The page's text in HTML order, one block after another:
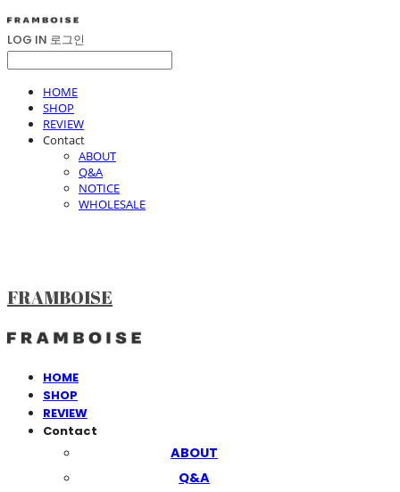
LOG IN 로그인
HOME
SHOP
REVIEW
Contact
ABOUT
Q&A
NOTICE
WHOLESALE
FRAMBOISE
HOME
SHOP
REVIEW
Contact
ABOUT
Q&A